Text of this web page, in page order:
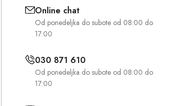
Online chat
Od ponedeljka do subote od 08:00 do
17:00
030 871 610
Od ponedeljka do subote od 08:00 do
17:00